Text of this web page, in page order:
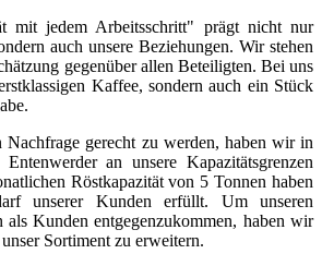
mit jedem Arbeitsschritt" prägt nicht nur
auch unsere Beziehungen. Wir stehen
gegenüber allen Beteiligten. Bei uns
Kaffee, sondern auch ein Stück
Nachfrage gerecht zu werden, haben wir in
an unsere Kapazitätsgrenzen
Röstkapazität von 5 Tonnen haben
unserer Kunden erfüllt. Um unseren
Kunden entgegenzukommen, haben wir
Sortiment zu erweitern.